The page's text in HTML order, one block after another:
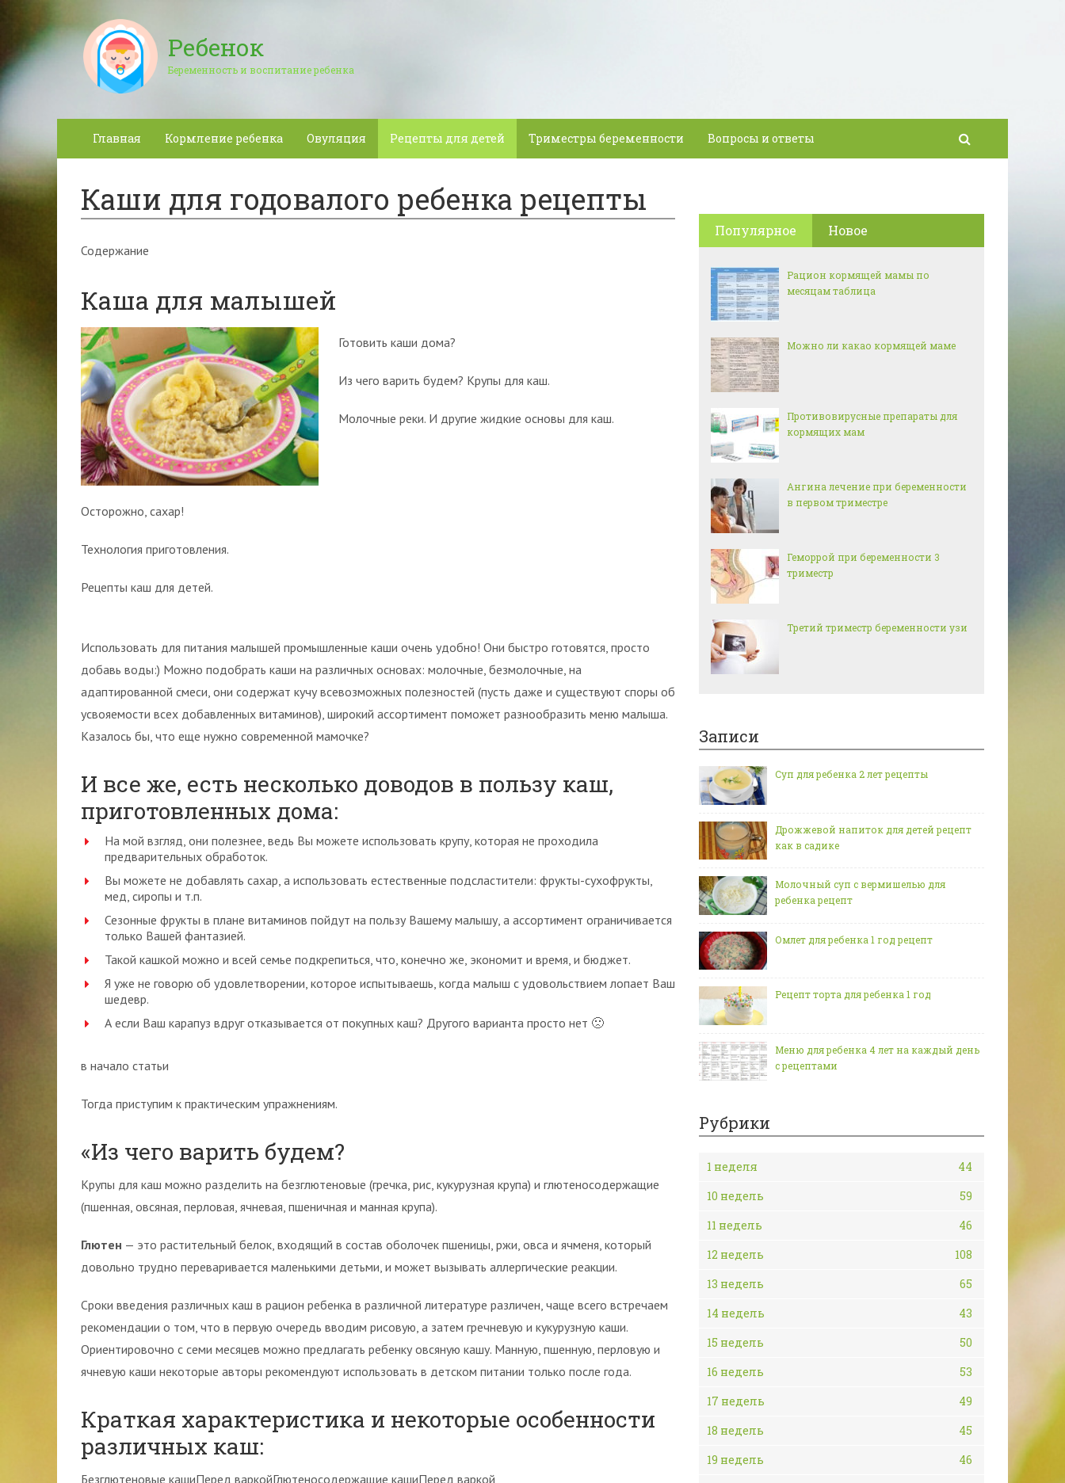
Ребенок
Беременность и воспитание ребенка
Главная Кормление ребенка Овуляция Рецепты для детей Триместры беременности Вопросы и ответы
Каши для годовалого ребенка рецепты
Содержание
Каша для малышей
Готовить каши дома?
Из чего варить будем? Крупы для каш.
Молочные реки. И другие жидкие основы для каш.
Осторожно, сахар!
Технология приготовления.
Рецепты каш для детей.
Использовать для питания малышей промышленные каши очень удобно! Они быстро готовятся, просто
добавь воды:) Можно подобрать каши на различных основах: молочные, безмолочные, на
адаптированной смеси, они содержат кучу всевозможных полезностей (пусть даже и существуют споры об
усвояемости всех добавленных витаминов), широкий ассортимент поможет разнообразить меню малыша.
Казалось бы, что еще нужно современной мамочке?
И все же, есть несколько доводов в пользу каш,
приготовленных дома:
На мой взгляд, они полезнее, ведь Вы можете использовать крупу, которая не проходила
предварительных обработок.
Вы можете не добавлять сахар, а использовать естественные подсластители: фрукты-сухофрукты,
мед, сиропы и т.п.
Сезонные фрукты в плане витаминов пойдут на пользу Вашему малышу, а ассортимент ограничивается
только Вашей фантазией.
Такой кашкой можно и всей семье подкрепиться, что, конечно же, экономит и время, и бюджет.
Я уже не говорю об удовлетворении, которое испытываешь, когда малыш с удовольствием лопает Ваш
шедевр.
А если Ваш карапуз вдруг отказывается от покупных каш? Другого варианта просто нет 🙁
в начало статьи
Тогда приступим к практическим упражнениям.
«Из чего варить будем?
Крупы для каш можно разделить на безглютеновые (гречка, рис, кукурузная крупа) и глютеносодержащие
(пшенная, овсяная, перловая, ячневая, пшеничная и манная крупа).
Глютен — это растительный белок, входящий в состав оболочек пшеницы, ржи, овса и ячменя, который
довольно трудно переваривается маленькими детьми, и может вызывать аллергические реакции.
Сроки введения различных каш в рацион ребенка в различной литературе различен, чаще всего встречаем
рекомендации о том, что в первую очередь вводим рисовую, а затем гречневую и кукурузную каши.
Ориентировочно с семи месяцев можно предлагать ребенку овсяную кашу. Манную, пшенную, перловую и
ячневую каши некоторые авторы рекомендуют использовать в детском питании только после года.
Краткая характеристика и некоторые особенности
различных каш:
Безглютеновые кашиПеред варкойГлютеносодержащие кашиПеред варкой
Популярное Новое
Рацион кормящей мамы по
месяцам таблица
Можно ли какао кормящей маме
Противовирусные препараты для
кормящих мам
Ангина лечение при беременности
в первом триместре
Геморрой при беременности 3
триместр
Третий триместр беременности узи
Записи
Суп для ребенка 2 лет рецепты
Дрожжевой напиток для детей рецепт
как в садике
Молочный суп с вермишелью для
ребенка рецепт
Омлет для ребенка 1 год рецепт
Рецепт торта для ребенка 1 год
Меню для ребенка 4 лет на каждый день
с рецептами
Рубрики
1 неделя
44
10 недель
59
11 недель
46
12 недель
108
13 недель
65
14 недель
43
15 недель
50
16 недель
53
17 недель
49
18 недель
45
19 недель
46